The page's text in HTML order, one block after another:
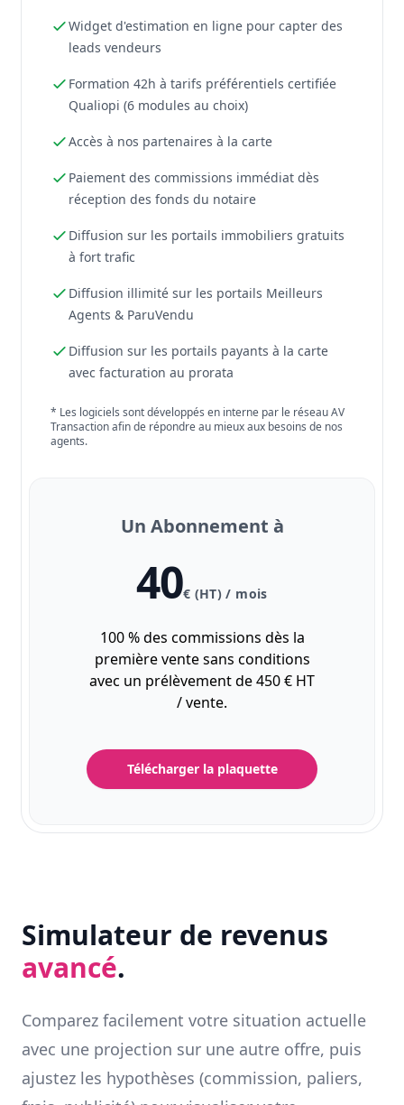
Widget d'estimation en ligne pour capter des
leads vendeurs
Formation 42h à tarifs préférentiels certifiée
Qualiopi (6 modules au choix)
Accès à nos partenaires à la carte
Paiement des commissions immédiat dès
réception des fonds du notaire
Diffusion sur les portails immobiliers gratuits
à fort trafic
Diffusion illimité sur les portails Meilleurs
Agents & ParuVendu
Diffusion sur les portails payants à la carte
avec facturation au prorata
* Les logiciels sont développés en interne par le réseau AV
Transaction afin de répondre au mieux aux besoins de nos
agents.
Un Abonnement à
40€ (HT) / mois
100 % des commissions dès la
première vente sans conditions
avec un prélèvement de 450 € HT
/ vente.
Télécharger la plaquette
Simulateur de revenus
avancé.
Comparez facilement votre situation actuelle
avec une projection sur une autre offre, puis
ajustez les hypothèses (commission, paliers,